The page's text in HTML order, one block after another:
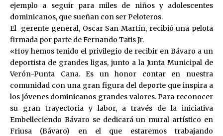
ejemplo a seguir para miles de niños y adolescentes
dominicanos, que sueñan con ser Peloteros.
El gerente general, Oscar San Martín, recibió una pelota
firmada por parte de Fernando Tatis Jr.
«Hoy hemos tenido el privilegio de recibir en Bávaro a un
deportista de grandes ligas, junto a la Junta Municipal de
Verón-Punta Cana. Es un honor contar en nuestra
comunidad con una gran figura del deporte que inspira a
los jóvenes dominicanos grandes valores. Para reconocer
su gran trayectoria y labor, a través de la iniciativa
Embelleciendo Bávaro se dedicará un mural artístico en
Friusa (Bávaro) en el que estaremos trabajando